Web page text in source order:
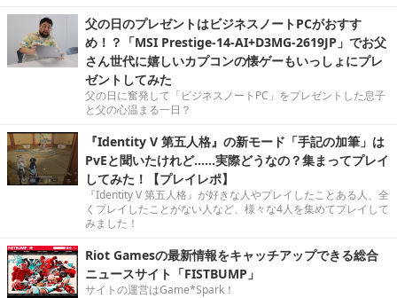
父の日のプレゼントはビジネスノートPCがおすす
め！？「MSI Prestige-14-AI+D3MG-2619JP」でお父
さん世代に嬉しいカプコンの懐ゲーもいっしょにプレ
ゼントしてみた
父の日に奮発して「ビジネスノートPC」をプレゼントした息子
と父の心温まる一日？
『Identity V 第五人格』の新モード「手記の加筆」は
PvEと聞いたけれど……実際どうなの？集まってプレイ
してみた！【プレイレポ】
『Identity V 第五人格』が好きな人やプレイしたことある人、全
くプレイしたことがない人など、様々な4人を集めてプレイして
みました！
Riot Gamesの最新情報をキャッチアップできる総合
ニュースサイト「FISTBUMP」
サイトの運営はGame*Spark！